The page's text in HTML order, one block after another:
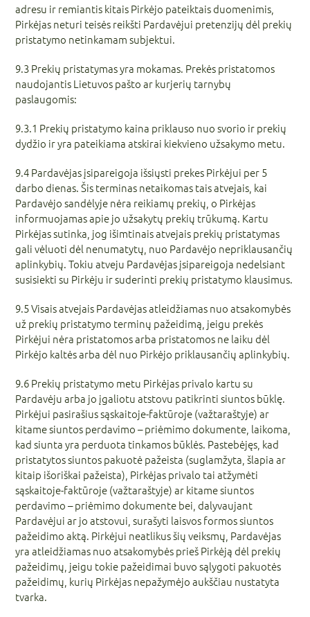
adresu ir remiantis kitais Pirkėjo pateiktais duomenimis,
Pirkėjas neturi teisės reikšti Pardavėjui pretenzijų dėl prekių
pristatymo netinkamam subjektui.
9.3 Prekių pristatymas yra mokamas. Prekės pristatomos
naudojantis Lietuvos pašto ar kurjerių tarnybų
paslaugomis:
9.3.1 Prekių pristatymo kaina priklauso nuo svorio ir prekių
dydžio ir yra pateikiama atskirai kiekvieno užsakymo metu.
9.4 Pardavėjas įsipareigoja išsiųsti prekes Pirkėjui per 5
darbo dienas. Šis terminas netaikomas tais atvejais, kai
Pardavėjo sandėlyje nėra reikiamų prekių, o Pirkėjas
informuojamas apie jo užsakytų prekių trūkumą. Kartu
Pirkėjas sutinka, jog išimtinais atvejais prekių pristatymas
gali vėluoti dėl nenumatytų, nuo Pardavėjo nepriklausančių
aplinkybių. Tokiu atveju Pardavėjas įsipareigoja nedelsiant
susisiekti su Pirkėju ir suderinti prekių pristatymo klausimus.
9.5 Visais atvejais Pardavėjas atleidžiamas nuo atsakomybės
už prekių pristatymo terminų pažeidimą, jeigu prekės
Pirkėjui nėra pristatomos arba pristatomos ne laiku dėl
Pirkėjo kaltės arba dėl nuo Pirkėjo priklausančių aplinkybių.
9.6 Prekių pristatymo metu Pirkėjas privalo kartu su
Pardavėju arba jo įgaliotu atstovu patikrinti siuntos būklę.
Pirkėjui pasirašius sąskaitoje-faktūroje (važtaraštyje) ar
kitame siuntos perdavimo – priėmimo dokumente, laikoma,
kad siunta yra perduota tinkamos būklės. Pastebėjęs, kad
pristatytos siuntos pakuotė pažeista (suglamžyta, šlapia ar
kitaip išoriškai pažeista), Pirkėjas privalo tai atžymėti
sąskaitoje-faktūroje (važtaraštyje) ar kitame siuntos
perdavimo – priėmimo dokumente bei, dalyvaujant
Pardavėjui ar jo atstovui, surašyti laisvos formos siuntos
pažeidimo aktą. Pirkėjui neatlikus šių veiksmų, Pardavėjas
yra atleidžiamas nuo atsakomybės prieš Pirkėją dėl prekių
pažeidimų, jeigu tokie pažeidimai buvo sąlygoti pakuotės
pažeidimų, kurių Pirkėjas nepažymėjo aukščiau nustatyta
tvarka.